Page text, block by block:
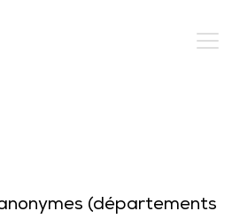
(départements